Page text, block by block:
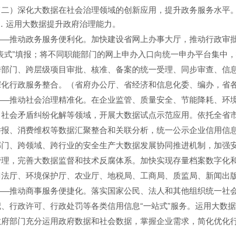
二）深化大数据在社会治理领域的创新应用，提升政务服务水平。
运用大数据提升政府治理能力。
推动政务服务便利化。加快建设省网上办事大厅，推动行政审
式”填报；将不同职能部门的网上申办入口向统一申办平台集中
门、跨层级项目审批、核准、备案的统一受理、同步审查、
行政服务整合。（省府办公厅、省经济和信息化委、编办，省
推动社会治理精准化。在企业监管、质量安全、节能降耗、环
会矛盾纠纷化解等领域，开展大数据试点示范应用。依托全省
、消费维权等数据汇聚整合和关联分析，统一公示企业信用
、跨领域、跨行业的安全生产大数据发展协同推进机制，加
，完善大数据监督和技术反腐体系。加快实现存量档案数字
厅、环境保护厅、农业厅、地税局、工商局、质监局、新闻
推动商事服务便捷化。落实国家公民、法人和其他组织统一社
行政许可、行政处罚等各类信用信息“一站式”服务。运用大数
部门充分运用政府数据和社会数据，掌握企业需求，简化优